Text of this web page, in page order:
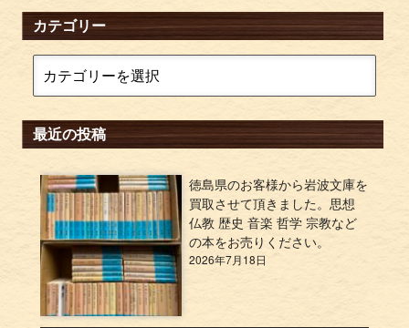
カテゴリー
最近の投稿
徳島県のお客様から岩波文庫を
買取させて頂きました。思想
仏教 歴史 音楽 哲学 宗教など
の本をお売りください。
2026年7月18日